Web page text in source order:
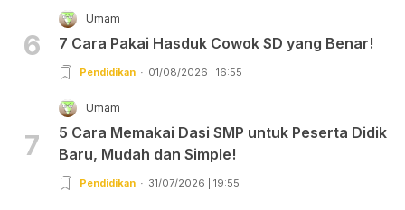
6
Umam
7 Cara Pakai Hasduk Cowok SD yang Benar!
Pendidikan 01/08/2026 | 16:55
7
Umam
5 Cara Memakai Dasi SMP untuk Peserta Didik
Baru, Mudah dan Simple!
Pendidikan 31/07/2026 | 19:55